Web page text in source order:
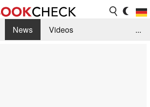
News
Videos
...